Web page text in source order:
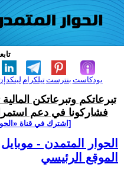
تيلكرامبنترست بودكاست
تبرعاتكم وتبرعاتكن
فشاركونا في دعم
[اشترك في قناة
الحوار المتمدن - موبايل
الموقع الرئيسي